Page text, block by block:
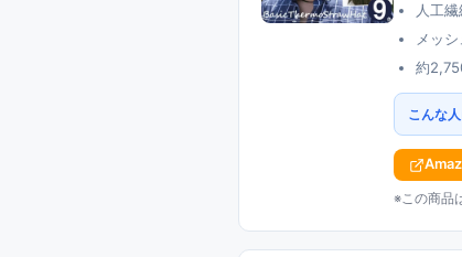
人工
メッ
約
こんな
※この商品